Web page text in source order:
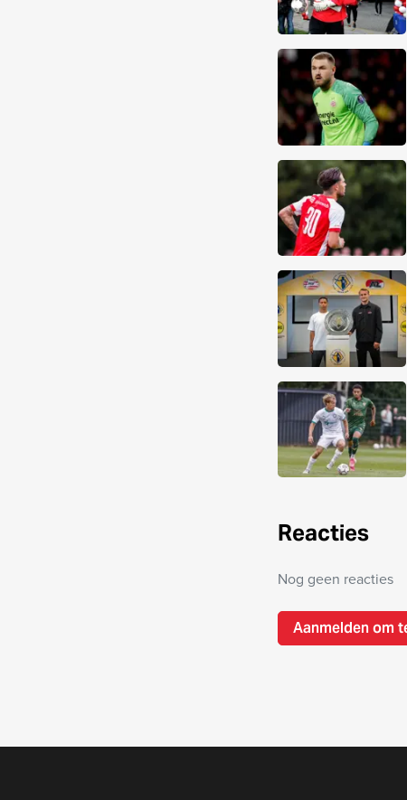
Reacties
Nog geen reacties
Aanmelden om